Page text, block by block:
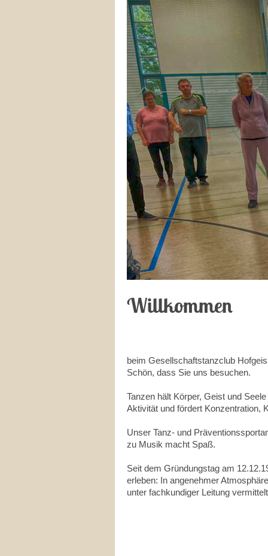
Willkommen
beim Gesellschaftstanzclub
Schön, dass Sie uns besuchen.
Tanzen hält Körper, Geist und
Aktivität und fördert Konzentration,
Unser Tanz- und
zu Musik macht Spaß.
Seit dem Gründungstag am
erleben: In angenehmer
unter fachkundiger Leitung